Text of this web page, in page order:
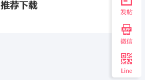
发帖
微信
Line
推荐下载